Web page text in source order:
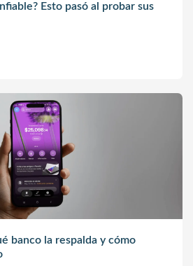
Esto pasó al probar sus
banco la respalda y cómo